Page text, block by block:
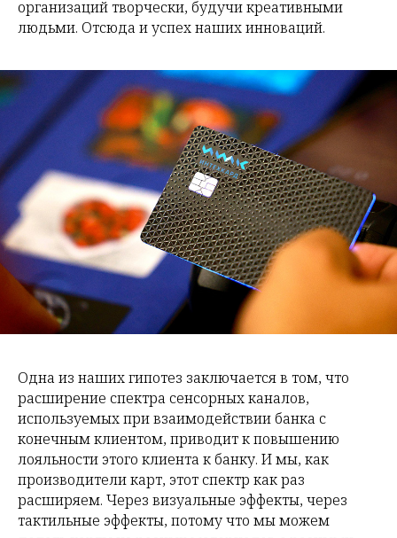
организаций творчески, будучи креативными
людьми. Отсюда и успех наших инноваций.
Одна из наших гипотез заключается в том, что
расширение спектра сенсорных каналов,
используемых при взаимодействии банка с
конечным клиентом, приводит к повышению
лояльности этого клиента к банку. И мы, как
производители карт, этот спектр как раз
расширяем. Через визуальные эффекты, через
тактильные эффекты, потому что мы можем